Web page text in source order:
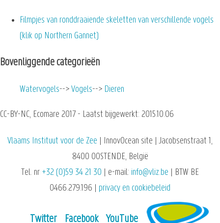
Filmpjes van ronddraaiende skeletten van verschillende vogels
(klik op Northern Gannet)
Bovenliggende categorieën
Watervogels Vogels Dieren
CC-BY-NC, Ecomare 2017 - Laatst bijgewerkt: 2015.10.06
Vlaams Instituut voor de Zee | InnovOcean site | Jacobsenstraat 1,
8400 OOSTENDE, België
Tel. nr +32 (0)59 34 21 30 | e-mail: info@vliz.be | BTW BE
0466.279.196 | privacy en cookiebeleid
Twitter Facebook YouTube